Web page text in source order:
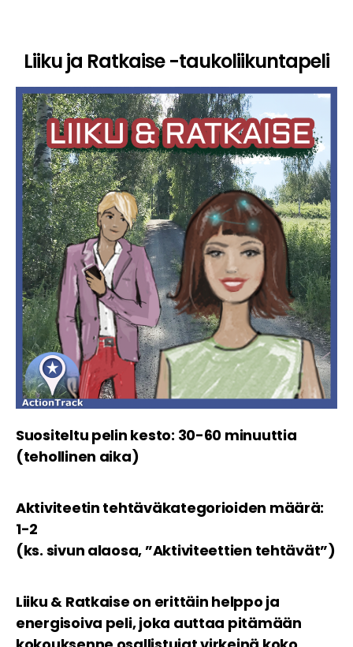
Liiku ja Ratkaise -taukoliikuntapeli
Suositeltu pelin kesto: 30-60 minuuttia
(tehollinen aika)
Aktiviteetin tehtäväkategorioiden määrä:
1-2
(ks. sivun alaosa, ”Aktiviteettien tehtävät”)
Liiku & Ratkaise on erittäin helppo ja
energisoiva peli, joka auttaa pitämään